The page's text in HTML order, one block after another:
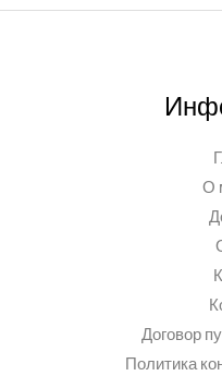
О
Договор
Политика